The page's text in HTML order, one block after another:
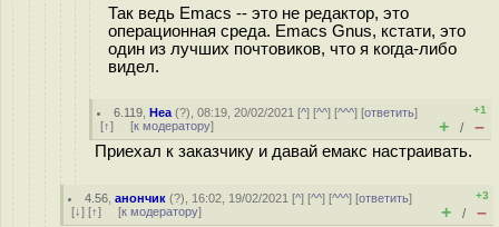
Так ведь Emacs -- это не редактор, это
операционная среда. Emacs Gnus, кстати, это
один из лучших почтовиков, что я когда-либо
видел.
6.119 ,Неа (?), 08:19, 20/02/2021 [^] [^^] [^^^] [ответить]
[↑] [к модератору]
+1
+ / –
Приехал к заказчику и давай емакс настраивать.
4.56 ,анончик (?), 16:02, 19/02/2021 [^] [^^] [^^^] [ответить]
[↓] [↑] [к модератору]
+3
+ / –